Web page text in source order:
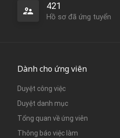
421
Hồ sơ đã ứng tuyển
Dành cho ứng viên
Duyệt công việc
Duyệt danh mục
Tổng quan về ứng viên
Thông báo việc làm